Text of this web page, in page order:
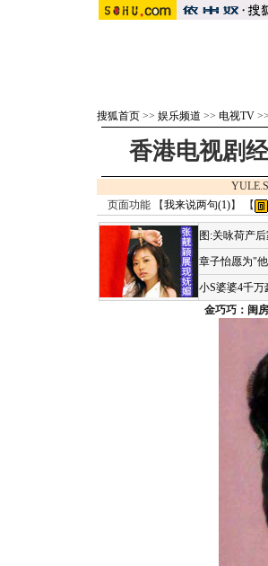
搜狐首页 >> 娱乐频道 >> 电视TV >>
香港电视剧
页面功能 【我来说两句(1)】 【
图:关咏荷产
章子怡愿为"
小S婆婆4千万
金巧巧：闺